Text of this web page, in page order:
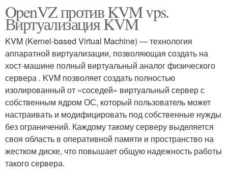
OpenVZ против KVM vps.
Виртуализация KVM
KVM (Kernel-based Virtual Machine) — технология
аппаратной виртуализации, позволяющая создать на
хост-машине полный виртуальный аналог физического
сервера . KVM позволяет создать полностью
изолированный от «соседей» виртуальный сервер с
собственным ядром ОС, который пользователь может
настраивать и модифицировать под собственные нужды
без ограничений. Каждому такому серверу выделяется
своя область в оперативной памяти и пространство на
жестком диске, что повышает общую надежность работы
такого сервера.